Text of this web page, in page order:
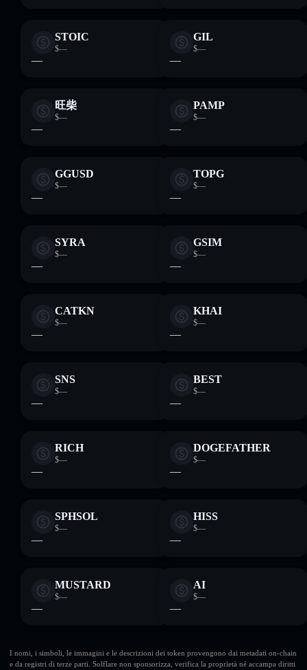
STOIC
$—
—
GIL
$—
—
旺柴
$—
—
PAMP
$—
—
GGUSD
$—
—
TOPG
$—
—
SYRA
$—
—
GSIM
$—
—
CATKN
$—
—
KHAI
$—
—
SNS
$—
—
BEST
$—
—
RICH
$—
—
DOGEFATHER
$—
—
SPHSOL
$—
—
HISS
$—
—
MUSTARD
$—
—
AI
$—
—
I nomi, i simboli, le immagini e le descrizioni dei token provengono dai metadati on-chain
e da registri di terze parti. Solflare non sponsorizza, verifica la proprietà né accampa diritti